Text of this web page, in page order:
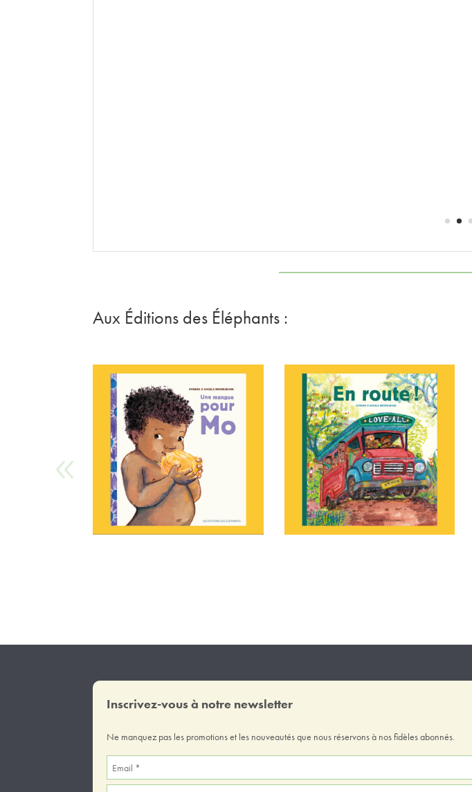
Aux Éditions des Éléphants :
Inscrivez-vous à notre newsletter
Ne manquez pas les promotions et les nouveautés que nous réservons à nos fidèles abonnés.